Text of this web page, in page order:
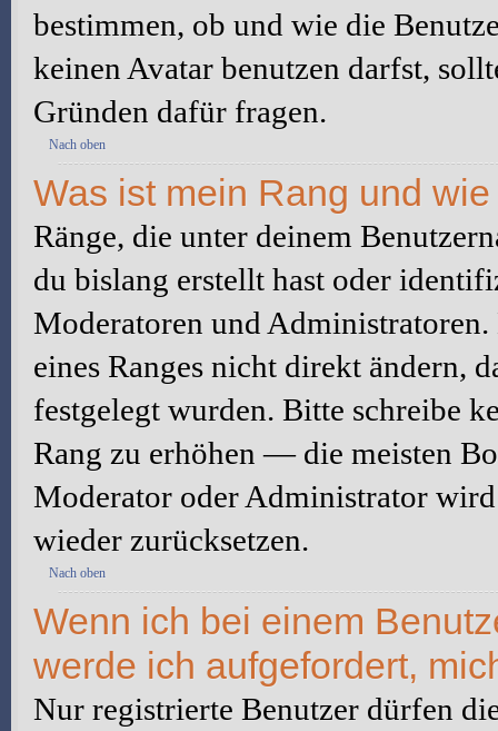
bestimmen, ob und wie die
keinen Avatar benutzen darfst,
Gründen dafür fragen.
Nach oben
Was ist mein Rang und
Ränge, die unter deinem
du bislang erstellt hast oder
Moderatoren und
eines Ranges nicht direkt ändern,
festgelegt wurden. Bitte schreibe
Rang zu erhöhen — die meisten
Moderator oder Administrator
wieder zurücksetzen.
Nach oben
Wenn ich bei einem
werde ich aufgefordert,
Nur registrierte Benutzer dürfen